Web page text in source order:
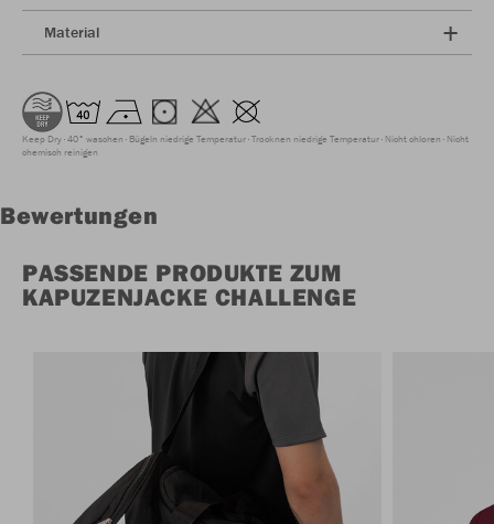
Material
Keep Dry 40° waschen Bügeln niedrige Temperatur Trocknen niedrige Temperatur Nicht chloren Nicht
chemisch reinigen
Bewertungen
PASSENDE PRODUKTE ZUM
KAPUZENJACKE CHALLENGE